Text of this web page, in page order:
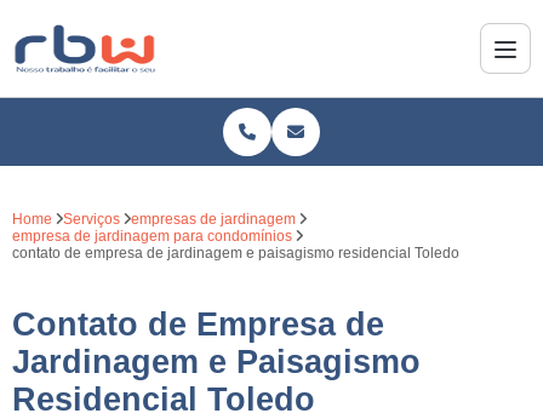
Home Serviços
empresas de jardinagem
empresa de jardinagem para condomínios
contato de empresa de jardinagem e paisagismo residencial Toledo
Contato de Empresa de
Jardinagem e Paisagismo
Residencial Toledo